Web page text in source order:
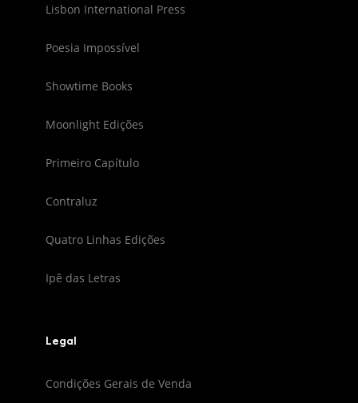
Lisbon International Press
Poesia Impossível
Showtime Books
Moonlight Edições
Primeiro Capítulo
Contraluz
Quatro Linhas Edições
Ipê das Letras
Legal
Condições Gerais de Venda